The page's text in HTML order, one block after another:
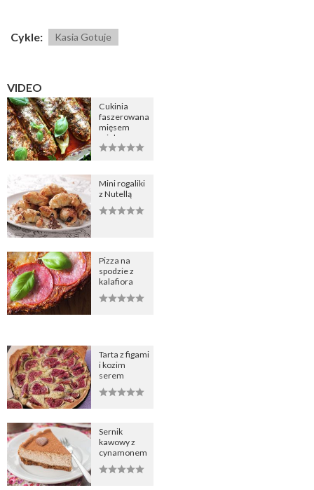
Cykle: Kasia Gotuje
VIDEO
Cukinia
faszerowana
mięsem
mielonym
Mini rogaliki
z Nutellą
Pizza na
spodzie z
kalafiora
Tarta z figami
i kozim
serem
Sernik
kawowy z
cynamonem